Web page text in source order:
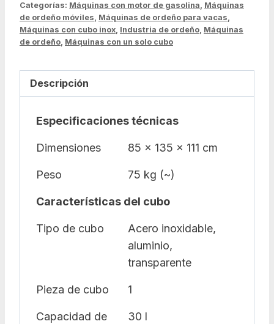
Categorías: Máquinas con motor de gasolina, Máquinas
de ordeño móviles, Máquinas de ordeño para vacas,
Máquinas con cubo inox, Industria de ordeño, Máquinas
de ordeño, Máquinas con un solo cubo
Descripción
Especificaciones técnicas
Dimensiones 85 x 135 x 111 cm
Peso 75 kg (~)
Características del cubo
Tipo de cubo
Acero inoxidable,
aluminio,
transparente
Pieza de cubo 1
Capacidad de
30 l